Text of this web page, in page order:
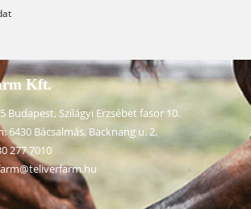
Kft.
Budapest, Szilágyi Erzsébet fasor 10.
6430 Bácsalmás, Backnang u. 2.
277 7010